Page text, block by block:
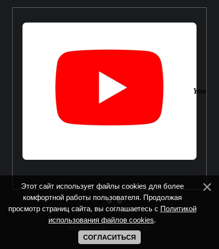
Youtube
Этот сайт использует файлы cookies для более
комфортной работы пользователя. Продолжая
просмотр страниц сайта, вы соглашаетесь с Политикой
использования файлов cookies.
СОГЛАСИТЬСЯ